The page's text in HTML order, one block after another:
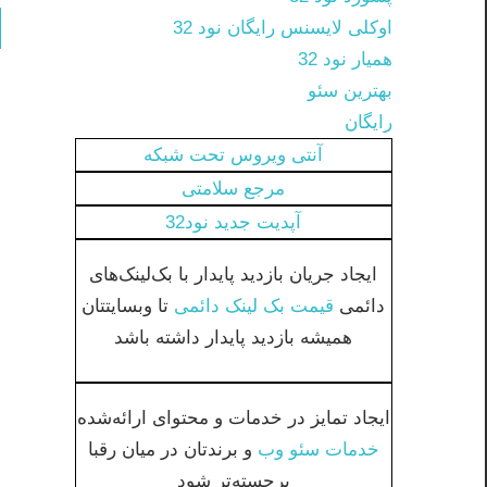
اوکلی لایسنس رایگان نود 32
همیار نود 32
بهترین سئو
رایگان
آنتی ویروس تحت شبکه
مرجع سلامتی
آپدیت جدید نود32
ایجاد جریان بازدید پایدار با بک‌لینک‌های
دائمی قیمت بک لینک دائمی تا وبسایتتان
همیشه بازدید پایدار داشته باشد
ایجاد تمایز در خدمات و محتوای ارائه‌شده
خدمات سئو وب و برندتان در میان رقبا
برجسته‌تر شود